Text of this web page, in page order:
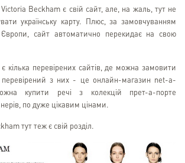
Beckham є свій сайт, але, на жаль, тут не
українську карту. Плюс, за замовчуванням
Європи, сайт автоматично перекидає на свою
кілька перевірених сайтів, де можна замовити
з них - це онлайн-магазин net-a-
купити речі з колекцій прет-а-порте
по дуже цікавим цінами.
тут теж є свій розділ.